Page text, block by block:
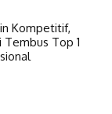
Kompetitif,
Top 1